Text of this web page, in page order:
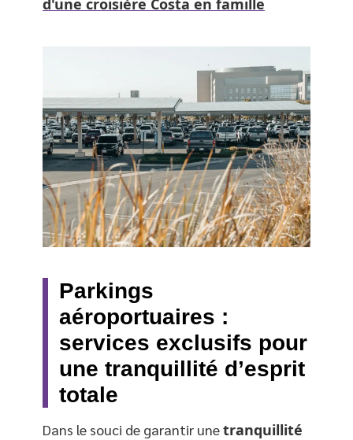
d'une croisière Costa en famille
Parkings
aéroportuaires :
services exclusifs pour
une tranquillité d’esprit
totale
Dans le souci de garantir unetranquillité